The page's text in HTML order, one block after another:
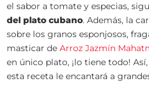
el sabor a tomate y especias,
del plato cubano. Además, la
sobre los granos esponjosos,
masticar deArroz Jazmín
en único plato, ¡lo tiene todo!
esta receta le encantará a